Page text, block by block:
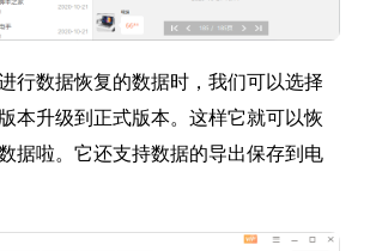
行数据恢复的数据时，我们可以选择
本升级到正式版本。这样它就可以恢
据啦。它还支持数据的导出保存到电